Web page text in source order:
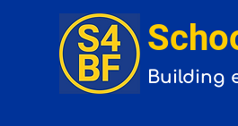
Building